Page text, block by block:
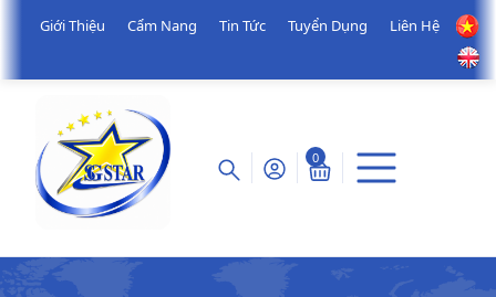
Giới Thiệu Cẩm Nang Tin Tức Tuyển Dụng Liên Hệ
0